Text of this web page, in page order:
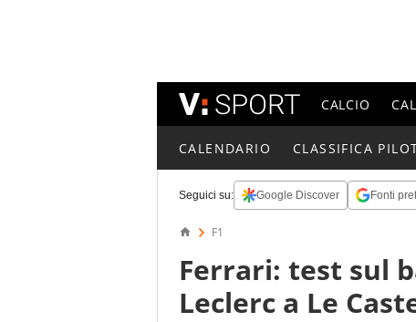
CALCIO
CALENDARIO CLASSIFICA
Seguici su: Google Discover Fonti
F1
Ferrari: test sul
Leclerc a Le